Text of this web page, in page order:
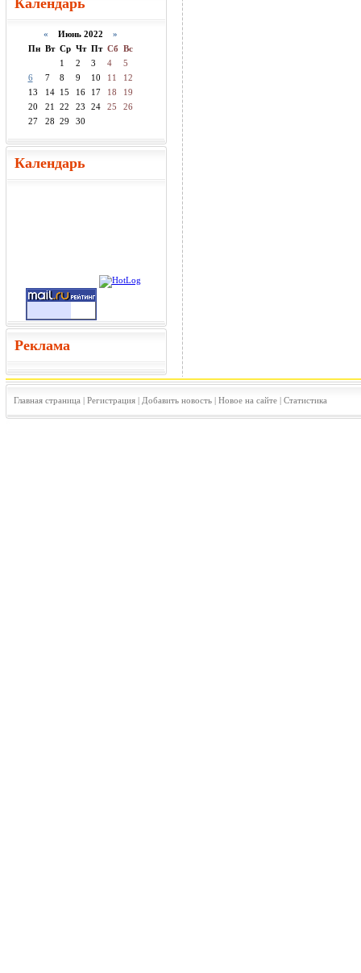
Календарь
« Июнь 2022 »
Пн Вт Ср Чт Пт Сб Вс
1
2 3 4
5
6
7 8 9 10 11
12
13
14 15 16 17 18
19
20
21 22 23 24 25
26
27
28 29 30
Календарь
Реклама
Главная страница | Регистрация| Добавить новость| Новое на сайте| Статистика